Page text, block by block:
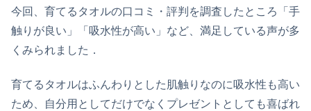
今回、育てるタオルの口コミ・評判を調査したところ「手
触りが良い」「吸水性が高い」など、満足している声が多
くみられました．
育てるタオルはふんわりとした肌触りなのに吸水性も高い
ため、自分用としてだけでなくプレゼントとしても喜ばれ